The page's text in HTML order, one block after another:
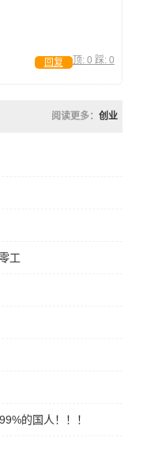
顶: 0 踩: 0
回复
阅读更多： 创业
工
的国人！！！